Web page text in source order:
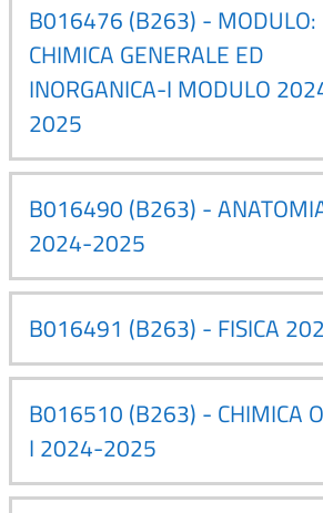
B016476 (B263) - MODULO:
CHIMICA GENERALE ED
INORGANICA-I MODULO
2025
B016490 (B263) -
2024-2025
B016491 (B263) - FISICA
B016510 (B263) - CHIMICA
I 2024-2025